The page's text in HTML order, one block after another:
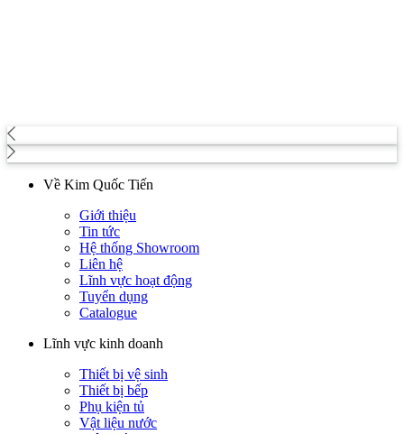
Về Kim Quốc Tiến
Giới thiệu
Tin tức
Hệ thống Showroom
Liên hệ
Lĩnh vực hoạt động
Tuyển dụng
Catalogue
Lĩnh vực kinh doanh
Thiết bị vệ sinh
Thiết bị bếp
Phụ kiện tủ
Vật liệu nước